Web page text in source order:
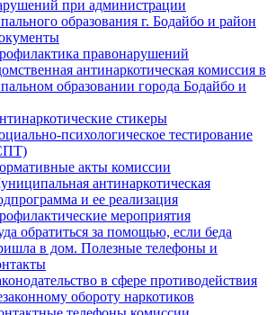
при администрации
образования г. Бодайбо и район
правонарушений
антинаркотическая комиссия в
образовании города Бодайбо и
стикеры
психологическое тестирование
акты комиссии
антинаркотическая
и ее реализация
мероприятия
обратиться за помощью, если беда
в дом. Полезные телефоны и
в сфере противодействия
обороту наркотиков